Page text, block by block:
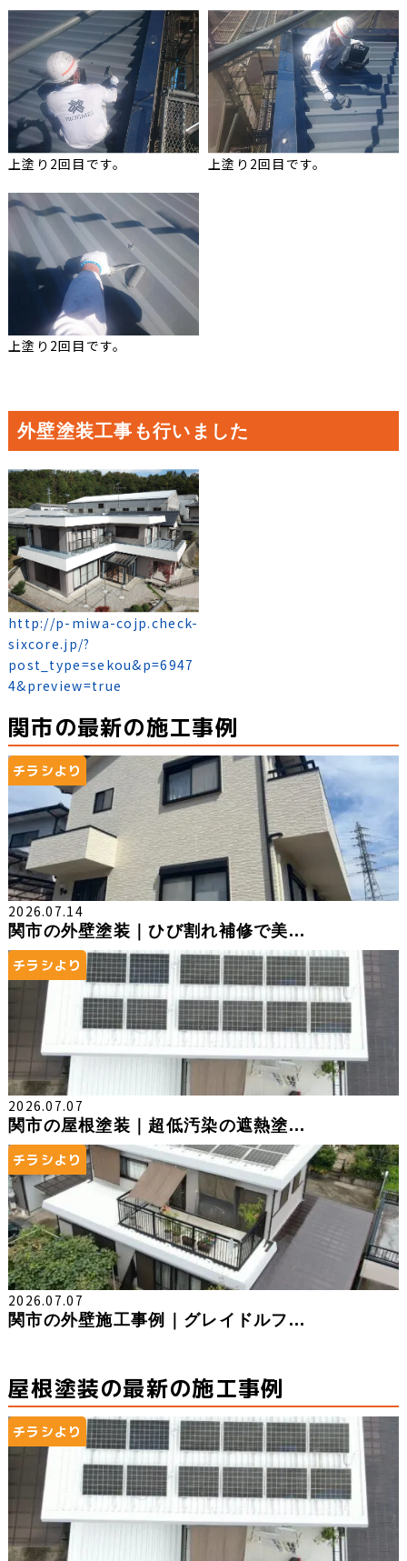
上塗り2回目です。 上塗り2回目です。
上塗り2回目です。
外壁塗装工事も行いました
http://p-miwa-cojp.check-
sixcore.jp/?
post_type=sekou&p=6947
4&preview=true
関市の最新の施工事例
チラシより
2026.07.14
関市の外壁塗装｜ひび割れ補修で美...
チラシより
2026.07.07
関市の屋根塗装｜超低汚染の遮熱塗...
チラシより
2026.07.07
関市の外壁施工事例｜グレイドルフ...
屋根塗装の最新の施工事例
チラシより